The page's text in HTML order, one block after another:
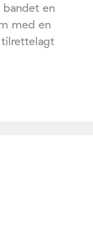
en
med en
tilrettelagt